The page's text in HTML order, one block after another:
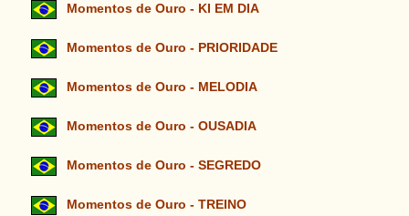
Momentos de Ouro - KI EM DIA
Momentos de Ouro - PRIORIDADE
Momentos de Ouro - MELODIA
Momentos de Ouro - OUSADIA
Momentos de Ouro - SEGREDO
Momentos de Ouro - TREINO